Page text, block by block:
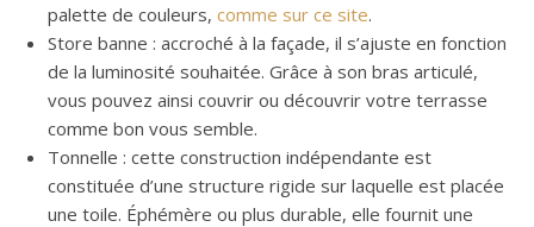
palette de couleurs, comme sur ce site.
Store banne : accroché à la façade, il s’ajuste en fonction
de la luminosité souhaitée. Grâce à son bras articulé,
vous pouvez ainsi couvrir ou découvrir votre terrasse
comme bon vous semble.
Tonnelle : cette construction indépendante est
constituée d’une structure rigide sur laquelle est placée
une toile. Éphémère ou plus durable, elle fournit une